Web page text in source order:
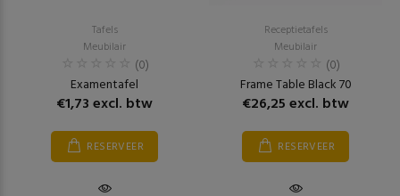
Tafels
Meubilair
(0)
Examentafel
€1,73 excl. btw
RESERVEER
Receptietafels
Meubilair
(0)
Frame Table Black 70
€26,25 excl. btw
RESERVEER